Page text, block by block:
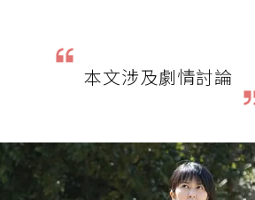
本文涉及劇情討論